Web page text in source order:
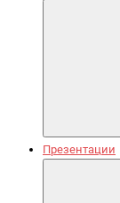
Презентации